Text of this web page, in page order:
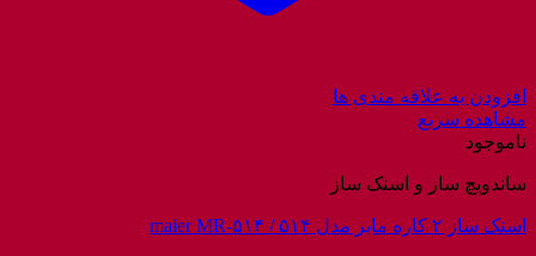
افزودن به علاقه مندی ها
مشاهده سریع
ناموجود
ساندویچ ساز و اسنک ساز
اسنک ساز ۲ کاره مایر مدل ۵۱۴ / maier MR-۵۱۴